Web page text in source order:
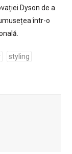
Dyson de a
într-o
styling